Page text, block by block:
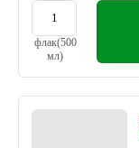
флак(500
мл)